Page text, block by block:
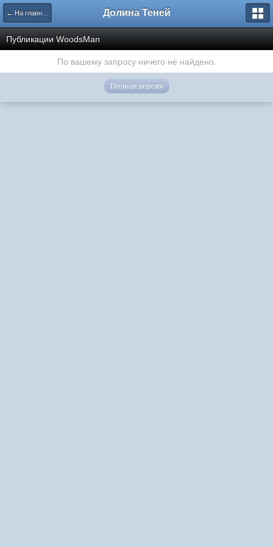
← На главную Долина Теней
Публикации WoodsMan
По вашему запросу ничего не найдено.
Полная версия